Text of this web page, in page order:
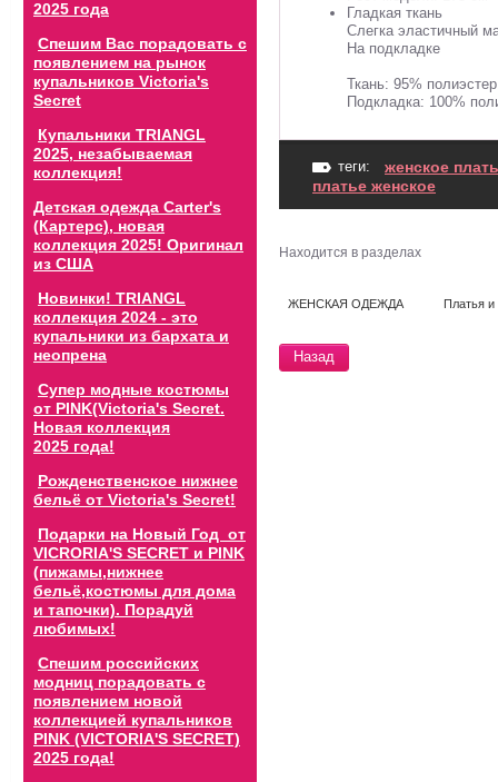
2025 года
Спешим Вас порадовать с
появлением на рынок
купальников Victoria's
Secret
Купальники TRIANGL
2025, незабываемая
коллекция!
Детская одежда Carter's
(Картерс), новая
коллекция 2025! Оригинал
из США
Новинки! TRIANGL
коллекция 2024 - это
купальники из бархата и
неопрена
Супер модные костюмы
от PINK(Victoria's Secret.
Новая коллекция
2025 года!
Рожденственское нижнее
бельё от Victoria's Secret!
Подарки на Новый Год от
VICRORIA'S SECRET и PINK
(пижамы,нижнее
бельё,костюмы для дома
и тапочки). Порадуй
любимых!
Спешим российских
модниц порадовать с
появлением новой
коллекцией купальников
PINK (VICTORIA'S SECRET)
2025 года!
Гладкая ткань
Слегка эластичный
На подкладке
Ткань: 95%
Подкладка: 100%
теги:
женское
платье женское
Находится в разделах
ЖЕНСКАЯ ОДЕЖДА Платья и
Назад